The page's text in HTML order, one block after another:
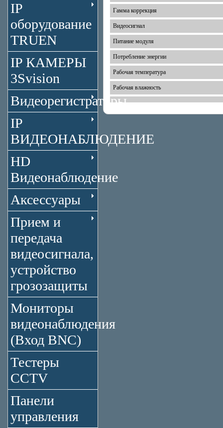
IP
оборудование
TRUEN
IP КАМЕРЫ
3Svision
Видеорегистраторы
IP
ВИДЕОНАБЛЮДЕНИЕ
HD
Видеонаблюдение
Аксессуары
Прием и
передача
видеосигнала,
устройство
грозозащиты
Мониторы
видеонаблюдения
(Вход BNC)
Тестеры
CCTV
Панели
управления
Гамма коррекция
Видеосигнал
Питание модуля
Потребление энергии
Рабочая температура
Рабочая влажность